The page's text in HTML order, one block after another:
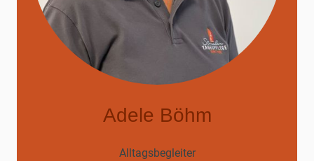
Adele Böhm
Alltagsbegleiter